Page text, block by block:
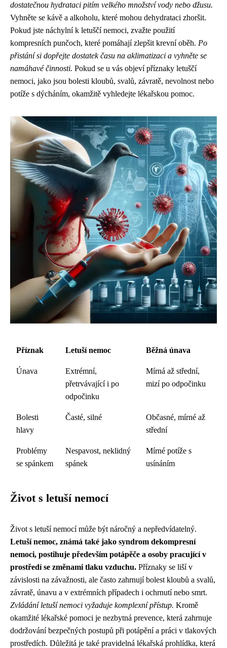
dostatečnou hydrataci pitím velkého množství vody nebo džusu.
Vyhněte se kávě a alkoholu, které mohou dehydrataci zhoršit.
Pokud jste náchylní k letuščí nemoci, zvažte použití
kompresních punčoch, které pomáhají zlepšit krevní oběh. Po
přistání si dopřejte dostatek času na aklimatizaci a vyhněte se
namáhavé činnosti. Pokud se u vás objeví příznaky letuščí
nemoci, jako jsou bolesti kloubů, svalů, závratě, nevolnost nebo
potíže s dýcháním, okamžitě vyhledejte lékařskou pomoc.
Příznak Letuší nemoc Běžná únava
Únava
Extrémní,
přetrvávající i po
odpočinku
Mírná až střední,
mizí po odpočinku
Bolesti
hlavy
Časté, silné
Občasné, mírné až
střední
Problémy
se spánkem
Nespavost, neklidný
spánek
Mírné potíže s
usínáním
Život s letuší nemocí
Život s letuší nemocí může být náročný a nepředvídatelný.
Letuší nemoc, známá také jako syndrom dekompresní
nemoci, postihuje především potápěče a osoby pracující v
prostředí se změnami tlaku vzduchu. Příznaky se liší v
závislosti na závažnosti, ale často zahrnují bolest kloubů a svalů,
závratě, únavu a v extrémních případech i ochrnutí nebo smrt.
Zvládání letuší nemoci vyžaduje komplexní přístup. Kromě
okamžité lékařské pomoci je nezbytná prevence, která zahrnuje
dodržování bezpečných postupů při potápění a práci v tlakových
prostředích. Důležitá je také pravidelná lékařská prohlídka, která